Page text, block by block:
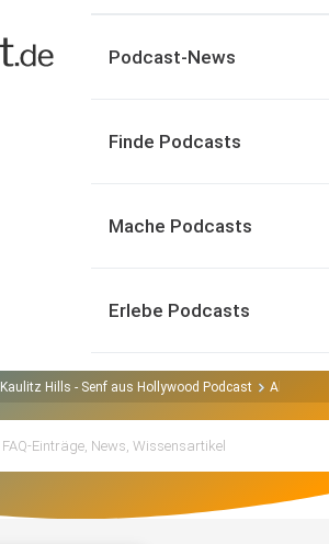
Podcast-News
Finde Podcasts
Mache Podcasts
Erlebe Podcasts
Kaulitz Hills - Senf aus Hollywood Podcast Als